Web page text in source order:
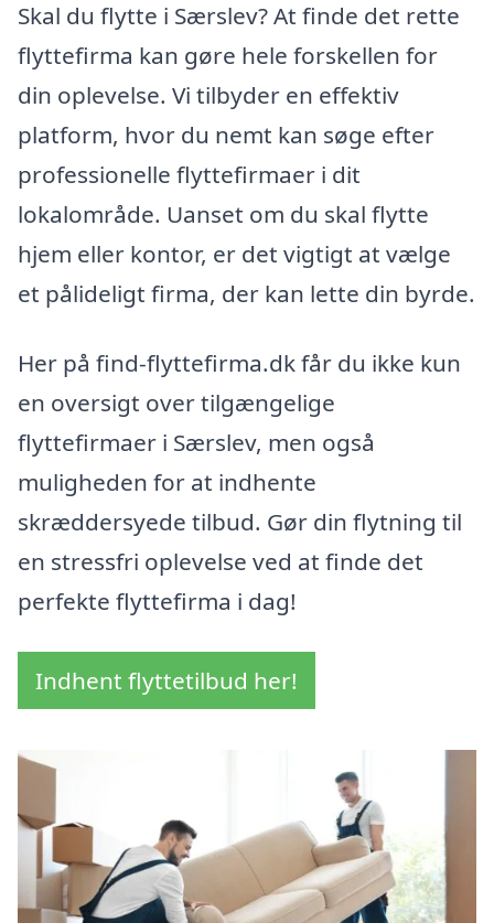
Skal du flytte i Særslev? At finde det rette
flyttefirma kan gøre hele forskellen for
din oplevelse. Vi tilbyder en effektiv
platform, hvor du nemt kan søge efter
professionelle flyttefirmaer i dit
lokalområde. Uanset om du skal flytte
hjem eller kontor, er det vigtigt at vælge
et pålideligt firma, der kan lette din byrde.
Her på find-flyttefirma.dk får du ikke kun
en oversigt over tilgængelige
flyttefirmaer i Særslev, men også
muligheden for at indhente
skræddersyede tilbud. Gør din flytning til
en stressfri oplevelse ved at finde det
perfekte flyttefirma i dag!
Indhent flyttetilbud her!